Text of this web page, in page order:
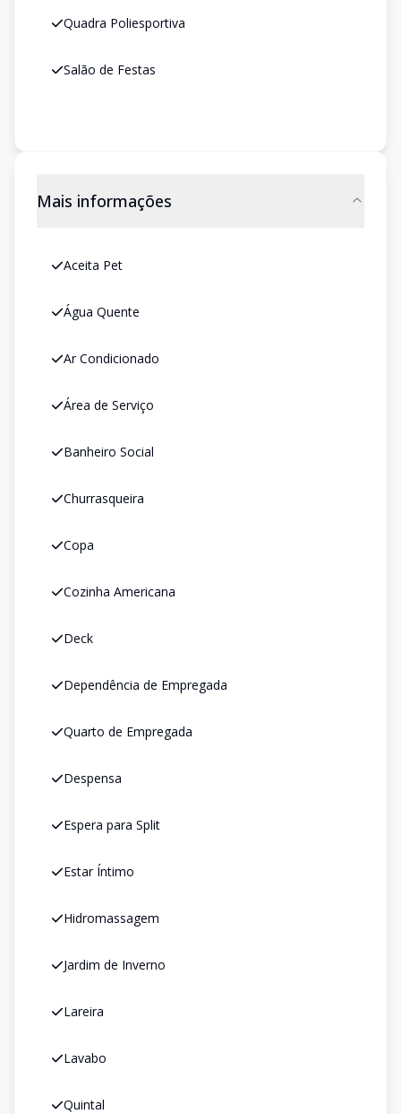
Quadra Poliesportiva
Salão de Festas
Mais informações
Aceita Pet
Água Quente
Ar Condicionado
Área de Serviço
Banheiro Social
Churrasqueira
Copa
Cozinha Americana
Deck
Dependência de Empregada
Quarto de Empregada
Despensa
Espera para Split
Estar Íntimo
Hidromassagem
Jardim de Inverno
Lareira
Lavabo
Quintal